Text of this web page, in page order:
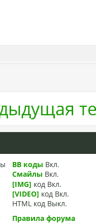
BB коды Вкл.
Смайлы Вкл.
[IMG] код Вкл.
[VIDEO] код Вкл.
HTML код Выкл.
Правила форума